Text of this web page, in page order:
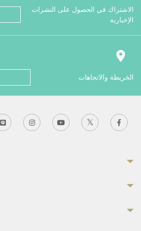
الاشتراك في الحصول على النشرات
الإخبارية
الخريطة والاتجاهات